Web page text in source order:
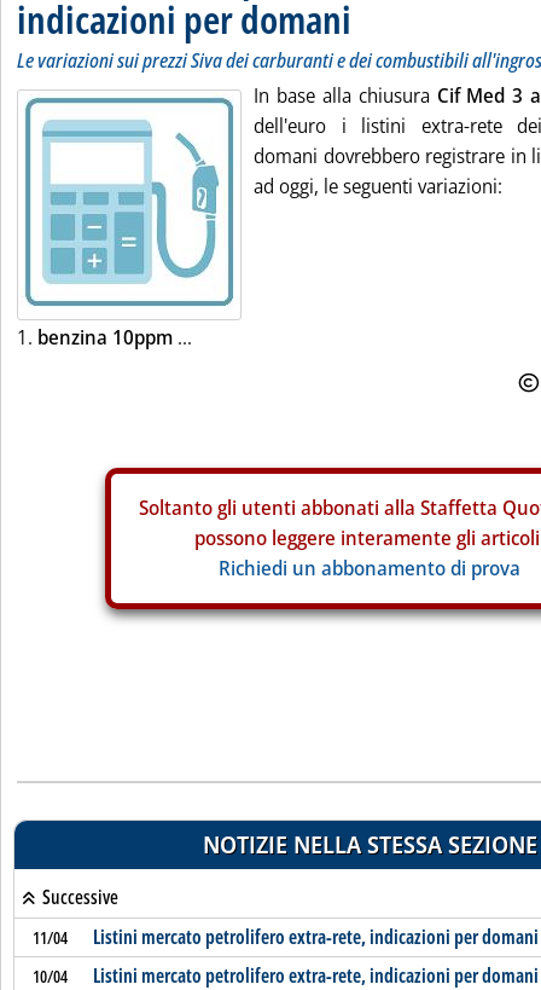
indicazioni per domani
Le variazioni sui prezzi Siva dei carburanti e dei combustibili
In base alla chiusura Cif Med 3
dell'euro i listini extra-rete
domani dovrebbero registrare in
ad oggi, le seguenti variazioni:
1. benzina 10ppm ...
Soltanto gli utenti abbonati alla Staffetta
possono leggere interamente gli
Richiedi un abbonamento di prova
NOTIZIE NELLA STESSA SEZIONE
Successive
11/04 Listini mercato petrolifero extra-rete, indicazioni per domani
10/04 Listini mercato petrolifero extra-rete, indicazioni per domani